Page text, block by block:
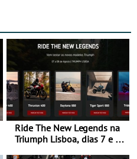
Ride The New Legends na
Triumph Lisboa, dias 7 e 8